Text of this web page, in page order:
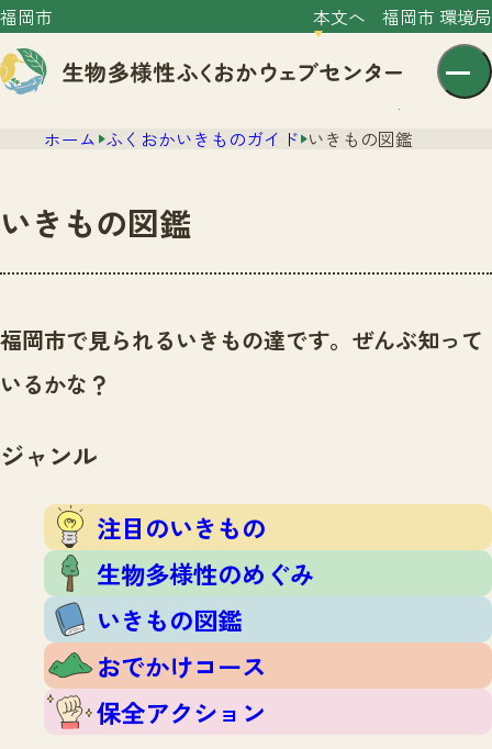
福岡市 本文へ 福岡市 環境局
センター紹介
センター紹介TOP
サイトポリシー
ニュース
いきものガイド
注目のいきもの
生物多様性のめぐみ
いきもの図鑑
おでかけコース
保全アクション
イベント
いきもの調査隊
調査レポート
調査レポートTOP
調査結果
ふくおかいきものマップ
マッチング
マッチングTOP
掲載申し込みフォーム
お問合せ
ホーム ふくおかいきものガイド いきもの図鑑
いきもの図鑑
福岡市で見られるいきもの達です。ぜんぶ知って
いるかな？
ジャンル
注目のいきもの
生物多様性のめぐみ
いきもの図鑑
おでかけコース
保全アクション